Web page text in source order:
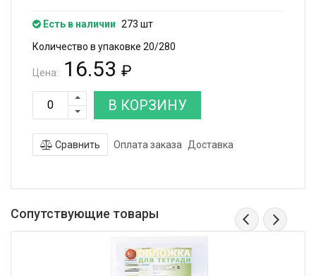
Есть в наличии 273 шт
Количество в упаковке 20/280
Цена: 16.53 ₽
В КОРЗИНУ
Сравнить Оплата заказа Доставка
Сопутствующие товары